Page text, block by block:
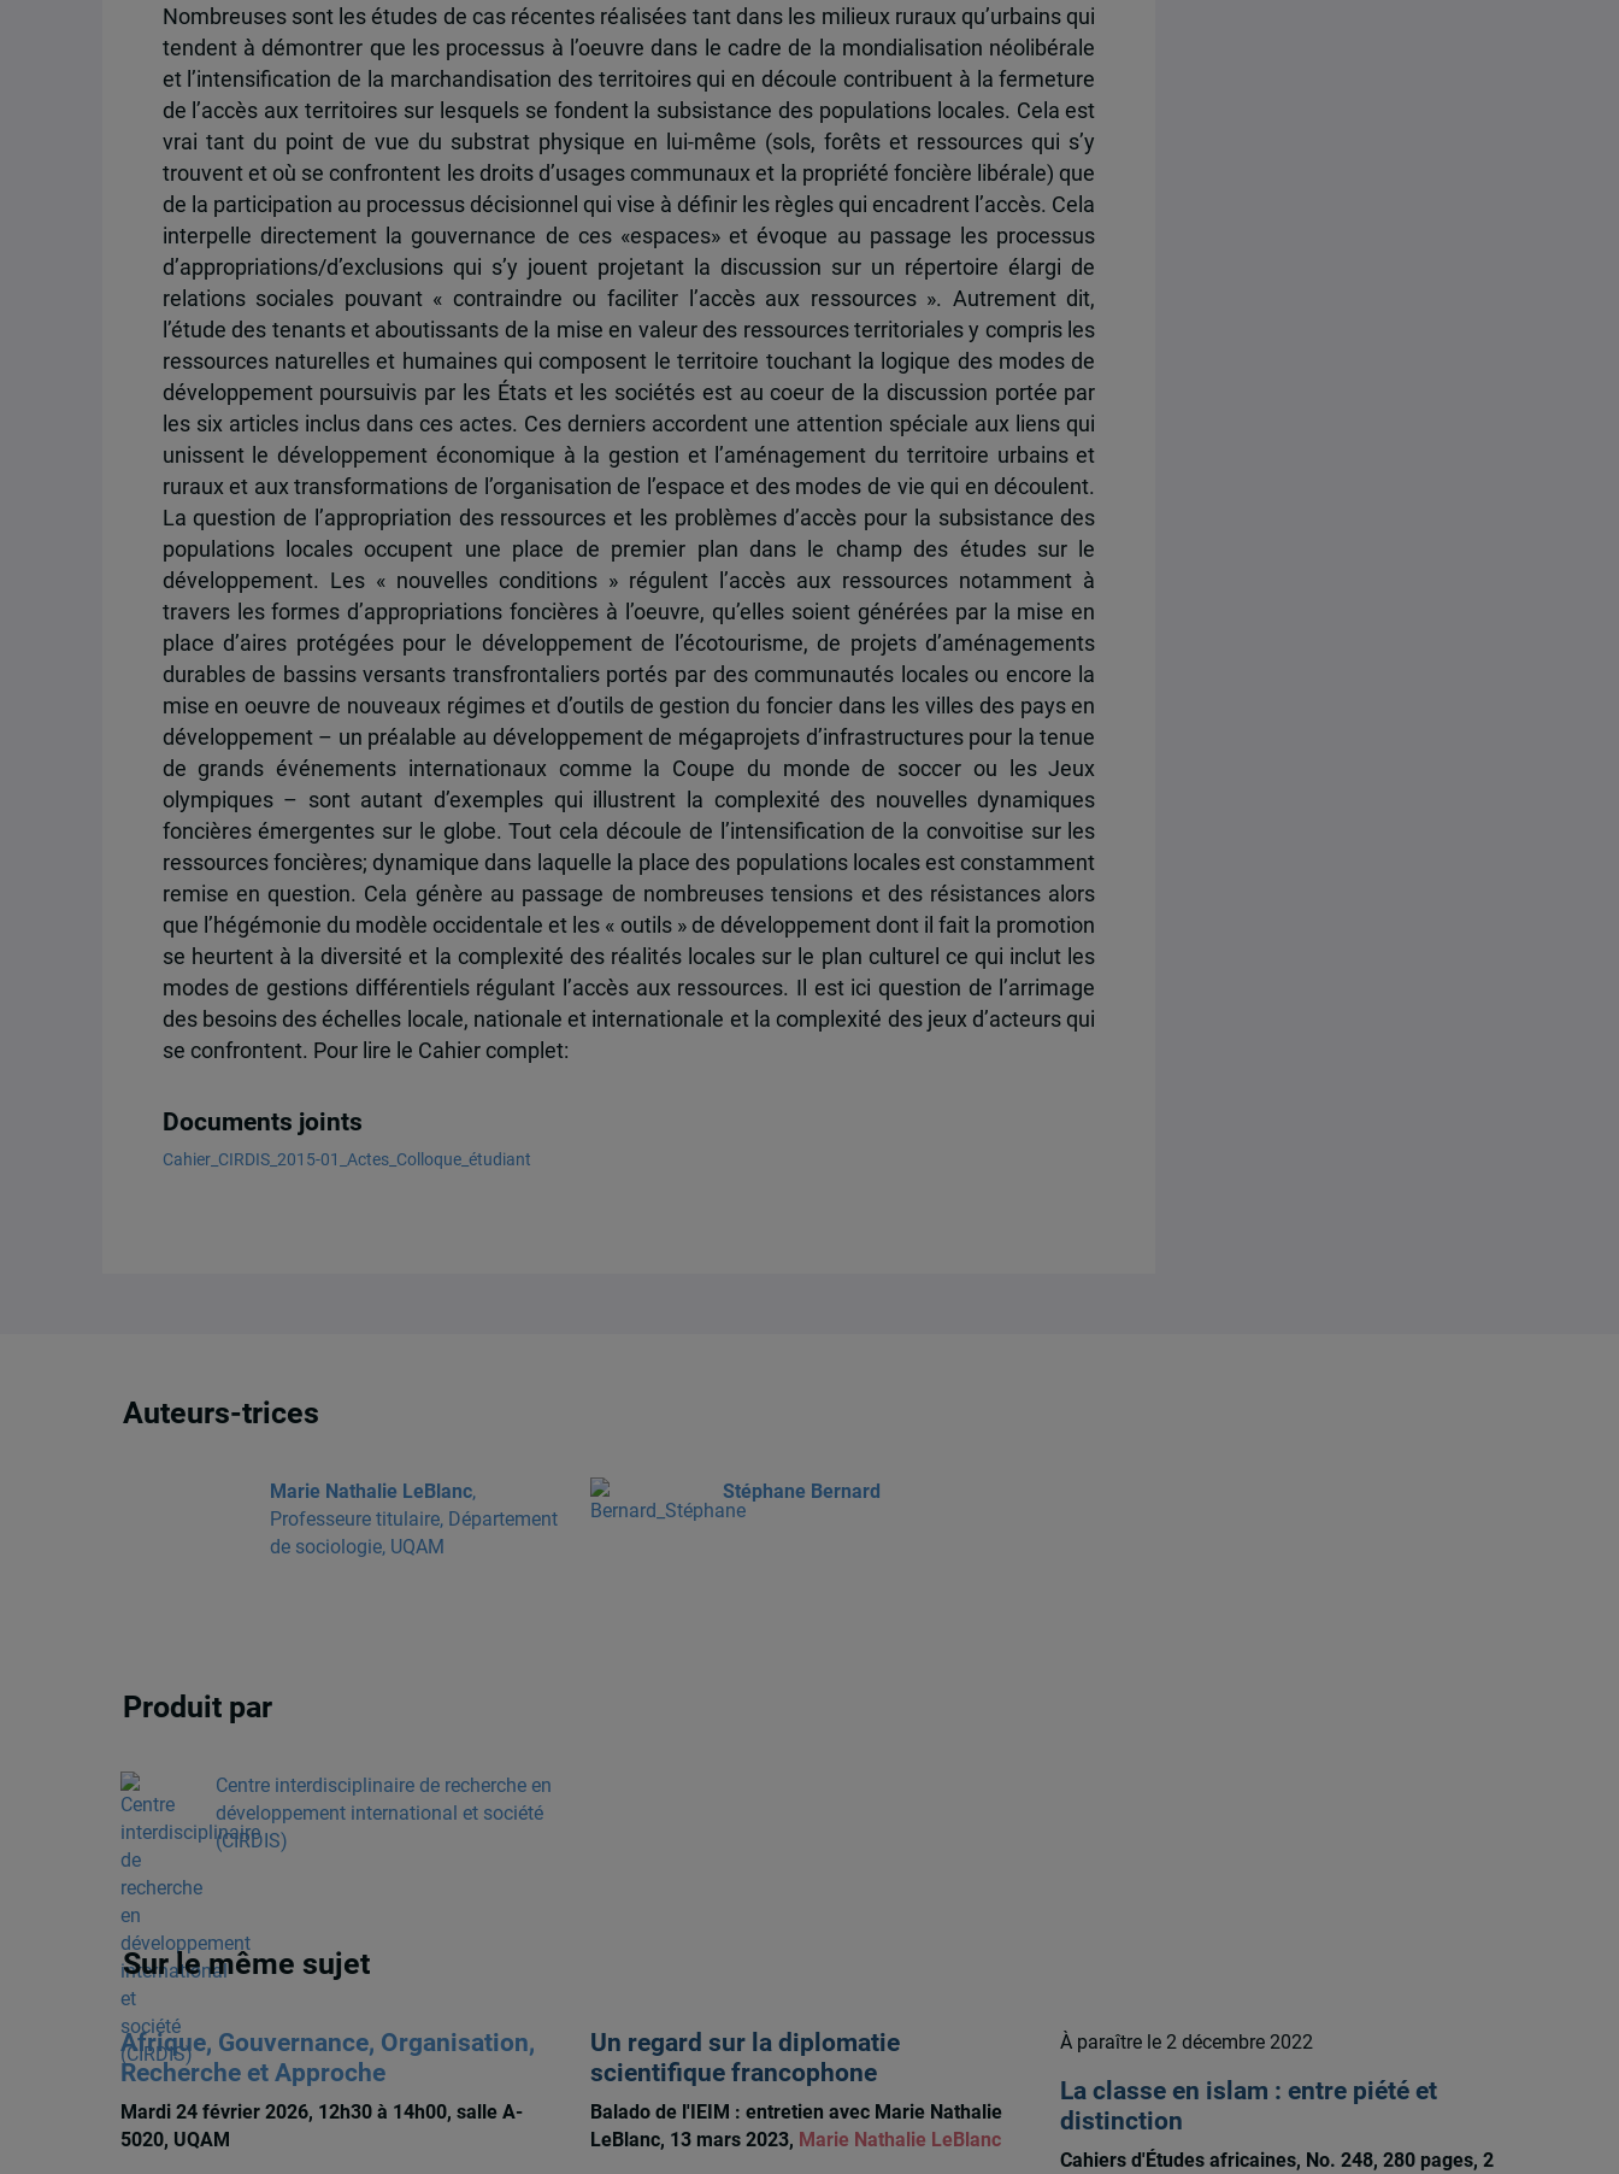
Nombreuses sont les études de cas récentes réalisées tant dans les milieux ruraux qu’urbains qui
tendent à démontrer que les processus à l’oeuvre dans le cadre de la mondialisation néolibérale
et l’intensification de la marchandisation des territoires qui en découle contribuent à la fermeture
de l’accès aux territoires sur lesquels se fondent la subsistance des populations locales. Cela est
vrai tant du point de vue du substrat physique en lui-même (sols, forêts et ressources qui s’y
trouvent et où se confrontent les droits d’usages communaux et la propriété foncière libérale) que
de la participation au processus décisionnel qui vise à définir les règles qui encadrent l’accès. Cela
interpelle directement la gouvernance de ces «espaces» et évoque au passage les processus
d’appropriations/d’exclusions qui s’y jouent projetant la discussion sur un répertoire élargi de
relations sociales pouvant « contraindre ou faciliter l’accès aux ressources ». Autrement dit,
l’étude des tenants et aboutissants de la mise en valeur des ressources territoriales y compris les
ressources naturelles et humaines qui composent le territoire touchant la logique des modes de
développement poursuivis par les États et les sociétés est au coeur de la discussion portée par
les six articles inclus dans ces actes. Ces derniers accordent une attention spéciale aux liens qui
unissent le développement économique à la gestion et l’aménagement du territoire urbains et
ruraux et aux transformations de l’organisation de l’espace et des modes de vie qui en découlent.
La question de l’appropriation des ressources et les problèmes d’accès pour la subsistance des
populations locales occupent une place de premier plan dans le champ des études sur le
développement. Les « nouvelles conditions » régulent l’accès aux ressources notamment à
travers les formes d’appropriations foncières à l’oeuvre, qu’elles soient générées par la mise en
place d’aires protégées pour le développement de l’écotourisme, de projets d’aménagements
durables de bassins versants transfrontaliers portés par des communautés locales ou encore la
mise en oeuvre de nouveaux régimes et d’outils de gestion du foncier dans les villes des pays en
développement – un préalable au développement de mégaprojets d’infrastructures pour la tenue
de grands événements internationaux comme la Coupe du monde de soccer ou les Jeux
olympiques – sont autant d’exemples qui illustrent la complexité des nouvelles dynamiques
foncières émergentes sur le globe. Tout cela découle de l’intensification de la convoitise sur les
ressources foncières; dynamique dans laquelle la place des populations locales est constamment
remise en question. Cela génère au passage de nombreuses tensions et des résistances alors
que l’hégémonie du modèle occidentale et les « outils » de développement dont il fait la promotion
se heurtent à la diversité et la complexité des réalités locales sur le plan culturel ce qui inclut les
modes de gestions différentiels régulant l’accès aux ressources. Il est ici question de l’arrimage
des besoins des échelles locale, nationale et internationale et la complexité des jeux d’acteurs qui
se confrontent. Pour lire le Cahier complet:
Documents joints
Cahier_CIRDIS_2015-01_Actes_Colloque_étudiant
Auteurs-trices
Marie Nathalie LeBlanc,
Professeure titulaire, Département
de sociologie, UQAM
Stéphane Bernard
Produit par
Centre interdisciplinaire de recherche en
développement international et société
(CIRDIS)
Sur le même sujet
Afrique, Gouvernance, Organisation,
Recherche et Approche
Mardi 24 février 2026, 12h30 à 14h00, salle A-
5020, UQAM
Un regard sur la diplomatie
scientifique francophone
Balado de l'IEIM : entretien avec Marie Nathalie
LeBlanc, 13 mars 2023, Marie Nathalie LeBlanc
À paraître le 2 décembre 2022
La classe en islam : entre piété et
distinction
Cahiers d'Études africaines, No. 248, 280 pages, 2